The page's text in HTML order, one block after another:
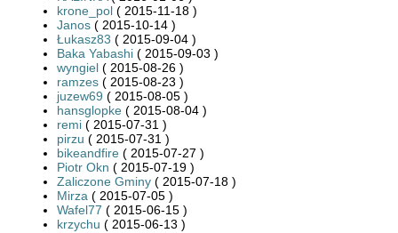
krone_pol ( 2015-11-18 )
Janos ( 2015-10-14 )
Łukasz83 ( 2015-09-04 )
Baka Yabashi ( 2015-09-03 )
wyngiel ( 2015-08-26 )
ramzes ( 2015-08-23 )
juzew69 ( 2015-08-05 )
hansglopke ( 2015-08-04 )
remi ( 2015-07-31 )
pirzu ( 2015-07-31 )
bikeandfire ( 2015-07-27 )
Piotr Okn ( 2015-07-19 )
Zaliczone Gminy ( 2015-07-18 )
Mirza ( 2015-07-05 )
Wafel77 ( 2015-06-15 )
krzychu ( 2015-06-13 )